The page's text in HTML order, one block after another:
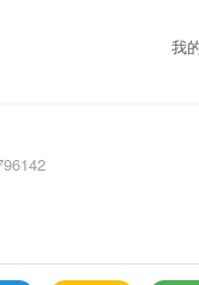
我